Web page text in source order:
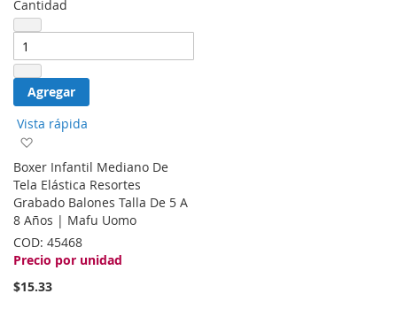
Cantidad
Agregar
Vista rápida
la
lista
de
deseos
Boxer Infantil Mediano De
Tela Elástica Resortes
Grabado Balones Talla De 5 A
8 Años | Mafu Uomo
COD: 45468
Precio por unidad
$15.33